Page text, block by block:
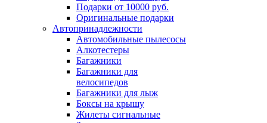
Подарки от 10000 руб.
Оригинальные подарки
Автопринадлежности
Автомобильные пылесосы
Алкотестеры
Багажники
Багажники для
велосипедов
Багажники для лыж
Боксы на крышу
Жилеты сигнальные